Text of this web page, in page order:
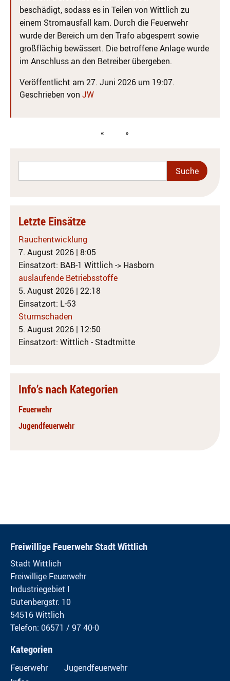
beschädigt, sodass es in Teilen von Wittlich zu
einem Stromausfall kam. Durch die Feuerwehr
wurde der Bereich um den Trafo abgesperrt sowie
großflächig bewässert. Die betroffene Anlage wurde
im Anschluss an den Betreiber übergeben.
Veröffentlicht am 27. Juni 2026 um 19:07.
Geschrieben von JW
Letzte Einsätze
Rauchentwicklung
7. August 2026 | 8:05
Einsatzort: BAB-1 Wittlich -> Hasborn
auslaufende Betriebsstoffe
5. August 2026 | 22:18
Einsatzort: L-53
Sturmschaden
5. August 2026 | 12:50
Einsatzort: Wittlich - Stadtmitte
Info’s nach Kategorien
Feuerwehr
Jugendfeuerwehr
Freiwillige Feuerwehr Stadt Wittlich
Stadt Wittlich
Freiwillige Feuerwehr
Industriegebiet I
Gutenbergstr. 10
54516 Wittlich
Telefon: 06571 / 97 40-0
Kategorien
Feuerwehr Jugendfeuerwehr